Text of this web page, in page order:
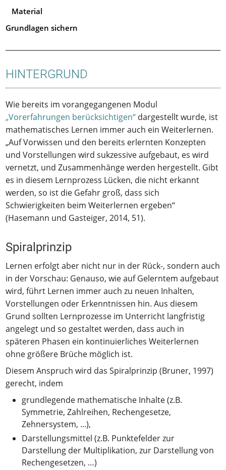
Material
Grundlagen sichern
HINTERGRUND
Wie bereits im vorangegangenen Modul
„Vorerfahrungen berücksichtigen“ dargestellt wurde, ist
mathematisches Lernen immer auch ein Weiterlernen.
„Auf Vorwissen und den bereits erlernten Konzepten
und Vorstellungen wird sukzessive aufgebaut, es wird
vernetzt, und Zusammenhänge werden hergestellt. Gibt
es in diesem Lernprozess Lücken, die nicht erkannt
werden, so ist die Gefahr groß, dass sich
Schwierigkeiten beim Weiterlernen ergeben“
(Hasemann und Gasteiger, 2014, 51).
Spiralprinzip
Lernen erfolgt aber nicht nur in der Rück-, sondern auch
in der Vorschau: Genauso, wie auf Gelerntem aufgebaut
wird, führt Lernen immer auch zu neuen Inhalten,
Vorstellungen oder Erkenntnissen hin. Aus diesem
Grund sollten Lernprozesse im Unterricht langfristig
angelegt und so gestaltet werden, dass auch in
späteren Phasen ein kontinuierliches Weiterlernen
ohne größere Brüche möglich ist.
Diesem Anspruch wird das Spiralprinzip (Bruner, 1997)
gerecht, indem
grundlegende mathematische Inhalte (z.B.
Symmetrie, Zahlreihen, Rechengesetze,
Zehnersystem, ...),
Darstellungsmittel (z.B. Punktefelder zur
Darstellung der Multiplikation, zur Darstellung von
Rechengesetzen, …)